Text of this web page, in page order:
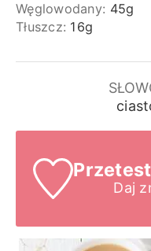
Węglowodany: 45g
Tłuszcz: 16g
Daj